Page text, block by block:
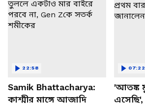
Samik Bhattacharya:
কাশ্মীর মাঙ্গে আজাদি
22:58
'আতঙ্ক
07:22